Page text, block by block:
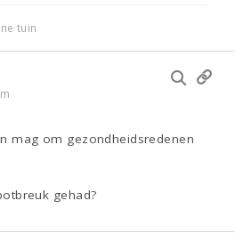
tuin
mag om gezondheidsredenen
gehad?